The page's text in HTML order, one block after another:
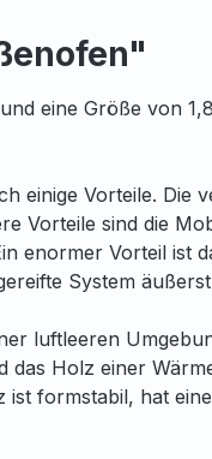
eine Größe von
einige Vorteile. Die
Vorteile sind die
enormer Vorteil ist
System
luftleeren
Holz einer
ist formstabil, hat